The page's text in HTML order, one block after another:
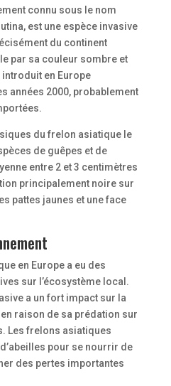
connu sous le nom
est une espèce invasive
du continent
par sa couleur sombre et
introduit en Europe
années 2000, probablement
du frelon asiatique le
de guêpes et de
entre 2 et 3 centimètres
principalement noire sur
pattes jaunes et une face
en Europe a eu des
sur l’écosystème local.
a un fort impact sur la
raison de sa prédation sur
Les frelons asiatiques
pour se nourrir de
des pertes importantes